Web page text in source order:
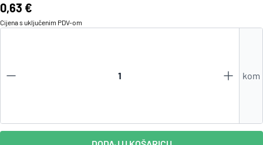
Cijena:
0,63 €
Cijena s uključenim PDV-om
kom